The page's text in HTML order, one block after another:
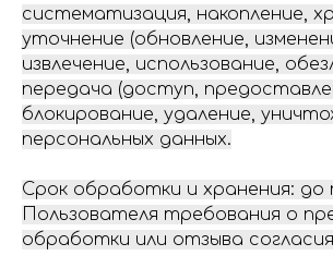
систематизация, накопление,
уточнение (обновление,
извлечение, использование,
передача (доступ,
блокирование, удаление,
персональных данных.
Срок обработки и хранения: до
Пользователя требования о
обработки или отзыва